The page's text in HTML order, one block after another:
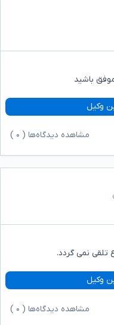
باشید
وکیل
مشاهده دیدگاه‌ها ( ۰
تلقی نمی گردد.
وکیل
مشاهده دیدگاه‌ها ( ۰